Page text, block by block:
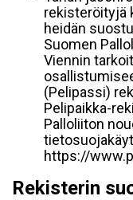
rekisteröityjä
heidän
Suomen
Viennin
(Pelipassi)
Pelipaikka-
Palloliiton
https://
Rekisterin